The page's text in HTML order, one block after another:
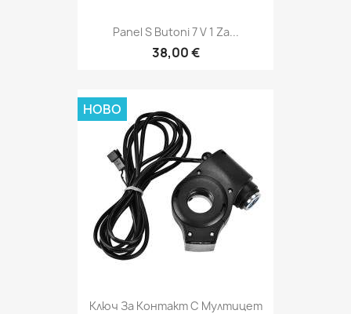
Panel S Butoni 7 V 1 Za...
38,00 €
Ключ За Контакт С Мултицет
НОВО